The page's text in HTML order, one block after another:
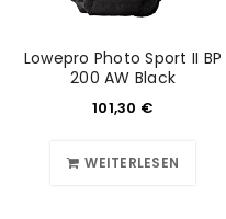
Lowepro Photo Sport II BP
200 AW Black
101,30 €
WEITERLESEN